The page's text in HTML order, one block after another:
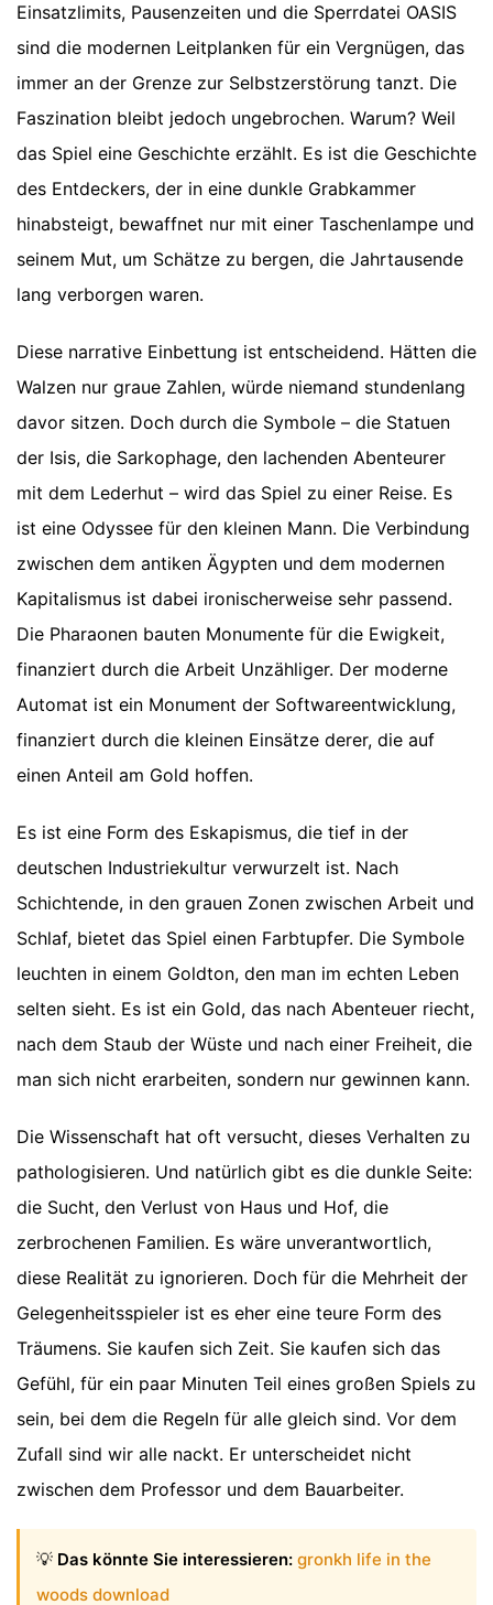
Einsatzlimits, Pausenzeiten und die Sperrdatei OASIS
sind die modernen Leitplanken für ein Vergnügen, das
immer an der Grenze zur Selbstzerstörung tanzt. Die
Faszination bleibt jedoch ungebrochen. Warum? Weil
das Spiel eine Geschichte erzählt. Es ist die Geschichte
des Entdeckers, der in eine dunkle Grabkammer
hinabsteigt, bewaffnet nur mit einer Taschenlampe und
seinem Mut, um Schätze zu bergen, die Jahrtausende
lang verborgen waren.
Diese narrative Einbettung ist entscheidend. Hätten die
Walzen nur graue Zahlen, würde niemand stundenlang
davor sitzen. Doch durch die Symbole – die Statuen
der Isis, die Sarkophage, den lachenden Abenteurer
mit dem Lederhut – wird das Spiel zu einer Reise. Es
ist eine Odyssee für den kleinen Mann. Die Verbindung
zwischen dem antiken Ägypten und dem modernen
Kapitalismus ist dabei ironischerweise sehr passend.
Die Pharaonen bauten Monumente für die Ewigkeit,
finanziert durch die Arbeit Unzähliger. Der moderne
Automat ist ein Monument der Softwareentwicklung,
finanziert durch die kleinen Einsätze derer, die auf
einen Anteil am Gold hoffen.
Es ist eine Form des Eskapismus, die tief in der
deutschen Industriekultur verwurzelt ist. Nach
Schichtende, in den grauen Zonen zwischen Arbeit und
Schlaf, bietet das Spiel einen Farbtupfer. Die Symbole
leuchten in einem Goldton, den man im echten Leben
selten sieht. Es ist ein Gold, das nach Abenteuer riecht,
nach dem Staub der Wüste und nach einer Freiheit, die
man sich nicht erarbeiten, sondern nur gewinnen kann.
Die Wissenschaft hat oft versucht, dieses Verhalten zu
pathologisieren. Und natürlich gibt es die dunkle Seite:
die Sucht, den Verlust von Haus und Hof, die
zerbrochenen Familien. Es wäre unverantwortlich,
diese Realität zu ignorieren. Doch für die Mehrheit der
Gelegenheitsspieler ist es eher eine teure Form des
Träumens. Sie kaufen sich Zeit. Sie kaufen sich das
Gefühl, für ein paar Minuten Teil eines großen Spiels zu
sein, bei dem die Regeln für alle gleich sind. Vor dem
Zufall sind wir alle nackt. Er unterscheidet nicht
zwischen dem Professor und dem Bauarbeiter.
💡 Das könnte Sie interessieren: gronkh life in the
woods download